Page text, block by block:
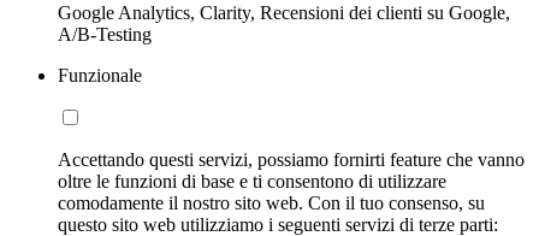
Google Analytics, Clarity, Recensioni dei clienti su Google,
A/B-Testing
Funzionale
Accettando questi servizi, possiamo fornirti feature che vanno
oltre le funzioni di base e ti consentono di utilizzare
comodamente il nostro sito web. Con il tuo consenso, su
questo sito web utilizziamo i seguenti servizi di terze parti: